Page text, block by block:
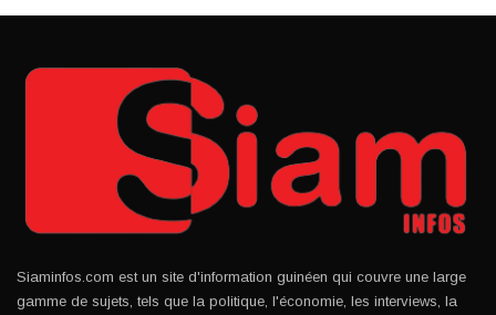
Siaminfos.com est un site d'information guinéen qui couvre une large
gamme de sujets, tels que la politique, l'économie, les interviews, la